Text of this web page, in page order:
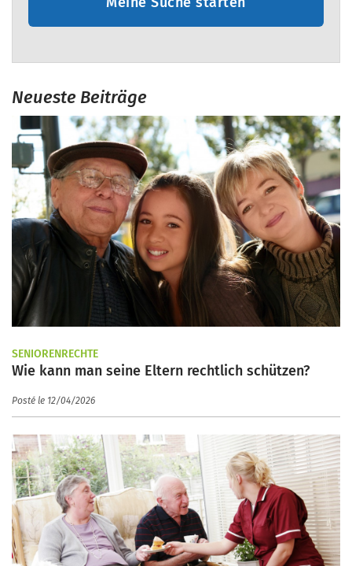
Neueste Beiträge
SENIORENRECHTE
Wie kann man seine Eltern rechtlich schützen?
Posté le 12/04/2026